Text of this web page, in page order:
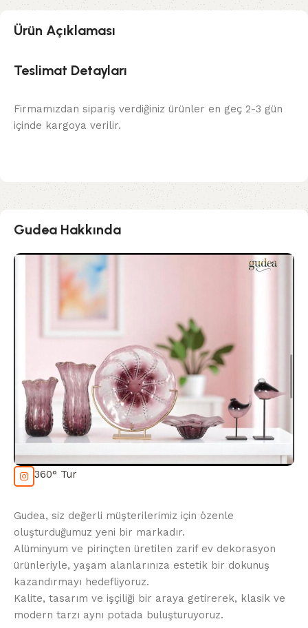
Ürün Açıklaması
Teslimat Detayları
Firmamızdan sipariş verdiğiniz ürünler en geç 2-3 gün
içinde kargoya verilir.
Gudea Hakkında
360° Tur
Gudea, siz değerli müşterilerimiz için özenle
oluşturduğumuz yeni bir markadır.
Alüminyum ve pirinçten üretilen zarif ev dekorasyon
ürünleriyle, yaşam alanlarınıza estetik bir dokunuş
kazandırmayı hedefliyoruz.
Kalite, tasarım ve işçiliği bir araya getirerek, klasik ve
modern tarzı aynı potada buluşturuyoruz.